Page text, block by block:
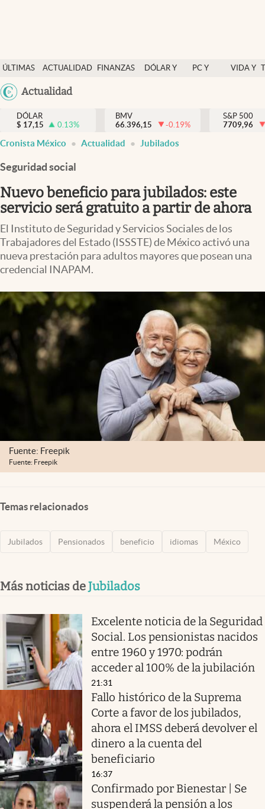
ÚLTIMAS
NOTICIAS
ACTUALIDAD
FINANZAS
DÓLAR Y
PC Y
VIDA Y
México
Actualidad
Actualidad
Finanzas y economía
Dólar y mercados
Pc y celular
Vida y estilo
Clima
Espiritualidad
abre en nueva pestaña
México
DÓLAR
$ 17,15 0.13%
BMV
66.396,15
-0.19%
S&P 500
7709,96
Cronista México Actualidad Jubilados
Seguridad social
Nuevo beneficio para jubilados: este
servicio será gratuito a partir de ahora
El Instituto de Seguridad y Servicios Sociales de los
Trabajadores del Estado (ISSSTE) de México activó una
nueva prestación para adultos mayores que posean una
credencial INAPAM.
Fuente: Freepik
Fuente: Freepik
Temas relacionados
Jubilados Pensionados beneficio idiomas México
Más noticias deJubilados
Excelente noticia de la Seguridad
Social. Los pensionistas nacidos
entre 1960 y 1970: podrán
acceder al 100% de la jubilación
21:31
Fallo histórico de la Suprema
Corte a favor de los jubilados,
ahora el IMSS deberá devolver el
dinero a la cuenta del
beneficiario
16:37
Confirmado por Bienestar | Se
suspenderá la pensión a los